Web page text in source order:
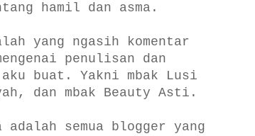
hamil dan asma.
yang ngasih komentar
penulisan dan
buat. Yakni mbak Lusi
dan mbak Beauty Asti.
semua blogger yang